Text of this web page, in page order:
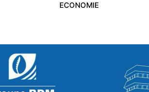
ECONOMIE